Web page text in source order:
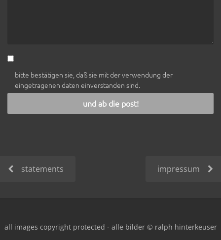
bitte bestätigen sie, daß sie mit der verwendung der
eingetragenen daten einverstanden sind.
und ab die post!
statements impressum
all images copyright protected - alle bilder © ralph hinterkeuser